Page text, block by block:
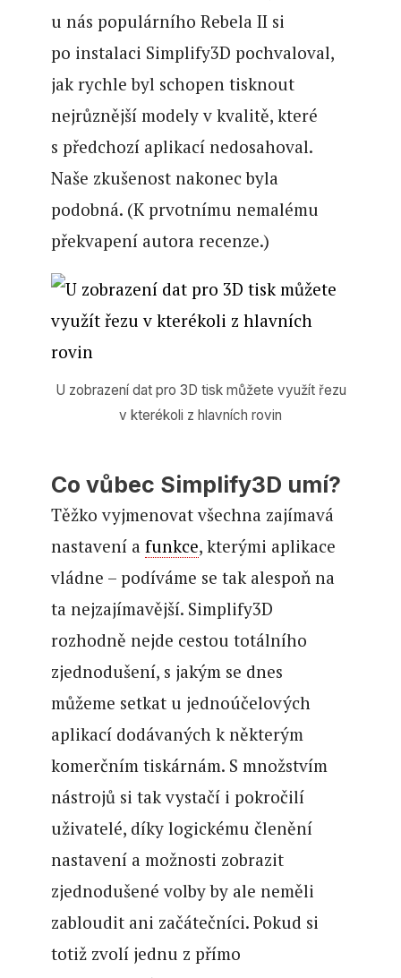
u nás populárního Rebela II si
po instalaci Simplify3D pochvaloval,
jak rychle byl schopen tisknout
nejrůznější modely v kvalitě, které
s předchozí aplikací nedosahoval.
Naše zkušenost nakonec byla
podobná. (K prvotnímu nemalému
překvapení autora recenze.)
U zobrazení dat pro 3D tisk můžete využít řezu
v kterékoli z hlavních rovin
Co vůbec Simplify3D umí?
Těžko vyjmenovat všechna zajímavá
nastavení a funkce, kterými aplikace
vládne – podíváme se tak alespoň na
ta nejzajímavější. Simplify3D
rozhodně nejde cestou totálního
zjednodušení, s jakým se dnes
můžeme setkat u jednoúčelových
aplikací dodávaných k některým
komerčním tiskárnám. S množstvím
nástrojů si tak vystačí i pokročilí
uživatelé, díky logickému členění
nastavení a možnosti zobrazit
zjednodušené volby by ale neměli
zabloudit ani začátečníci. Pokud si
totiž zvolí jednu z přímo